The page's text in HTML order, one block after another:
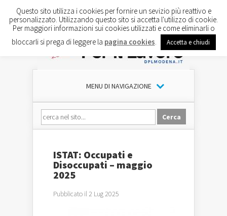
MENU DI NAVIGAZIONE
ISTAT: Occupati e
Disoccupati – maggio
2025
Pubblicato il 2 Lug 2025
Questo sito utilizza i cookies per fornire un sevizio più reattivo e
personalizzato. Utilizzando questo sito si accetta l'utilizzo di cookie.
Per maggiori informazioni sui cookies utilizzati e come eliminarli o
bloccarli si prega di leggere la pagina cookies Accetta e chiudi